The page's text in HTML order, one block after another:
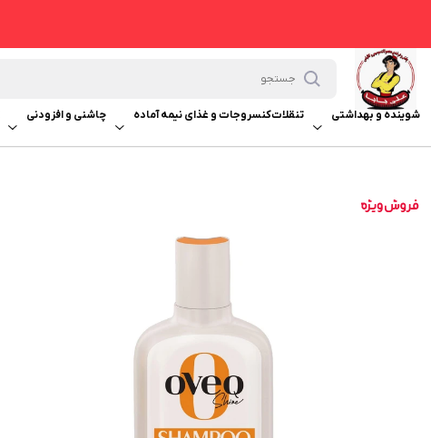
شوینده و بهداشتی تنقلاتکنسروجات و غذای نیمه آماده چاشنی و افزودنی